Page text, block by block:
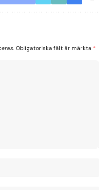
Obligatoriska fält är märkta *